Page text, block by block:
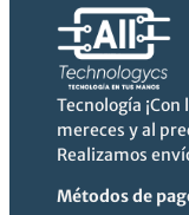
Tecnología
mereces y al
Realizamos
Métodos de